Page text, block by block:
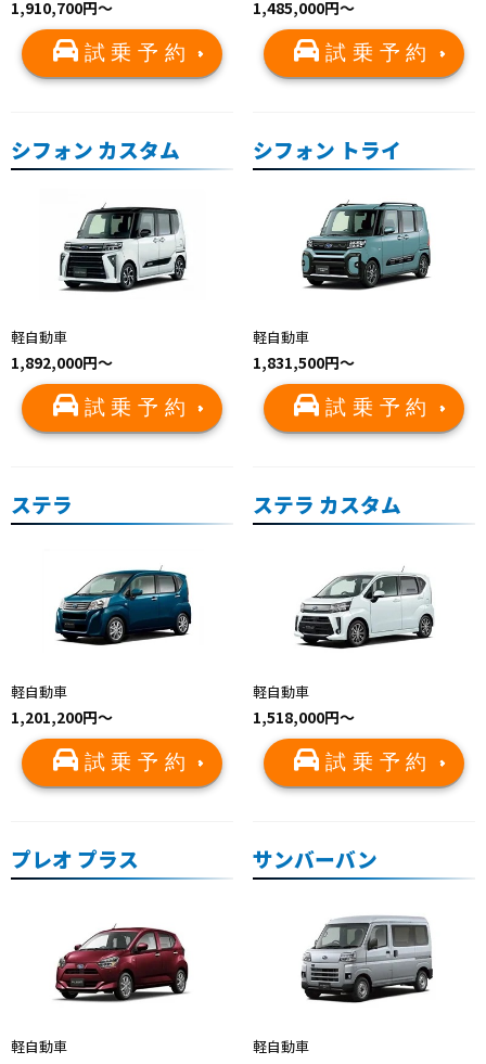
1,910,700円〜
試乗予約
1,485,000円～
試乗予約
シフォン カスタム
軽自動車
1,892,000円～
試乗予約
シフォン トライ
軽自動車
1,831,500円～
試乗予約
ステラ
軽自動車
1,201,200円～
試乗予約
ステラ カスタム
軽自動車
1,518,000円～
試乗予約
プレオ プラス
軽自動車
サンバーバン
軽自動車